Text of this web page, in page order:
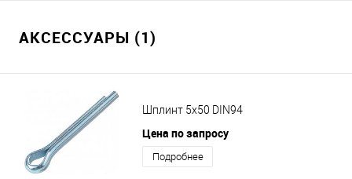
АКСЕССУАРЫ (1)
Шплинт 5х50 DIN94
Цена по запросу
Подробнее